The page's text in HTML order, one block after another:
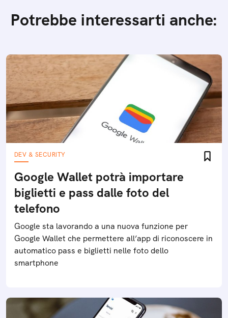
Potrebbe interessarti anche:
DEV & SECURITY
Google Wallet potrà importare
biglietti e pass dalle foto del
telefono
Google sta lavorando a una nuova funzione per
Google Wallet che permettere all’app di riconoscere in
automatico pass e biglietti nelle foto dello
smartphone